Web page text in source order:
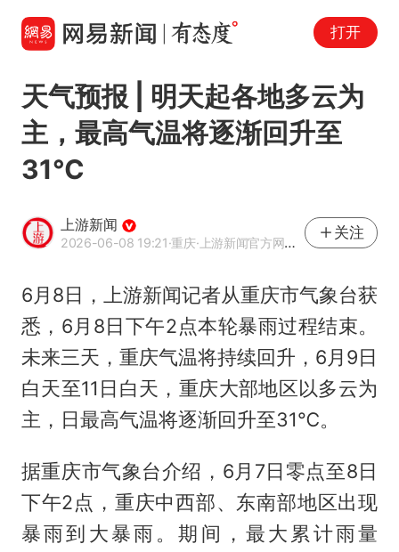
打开
天气预报 | 明天起各地多云为
主，最高气温将逐渐回升至
31℃
上游新闻
2026-06-08 19:21·重庆·上游新闻官方网易号
关注
6月8日，上游新闻记者从重庆市气象台获
悉，6月8日下午2点本轮暴雨过程结束。
未来三天，重庆气温将持续回升，6月9日
白天至11日白天，重庆大部地区以多云为
主，日最高气温将逐渐回升至31℃。
据重庆市气象台介绍，6月7日零点至8日
下午2点，重庆中西部、东南部地区出现
暴雨到大暴雨。期间，最大累计雨量